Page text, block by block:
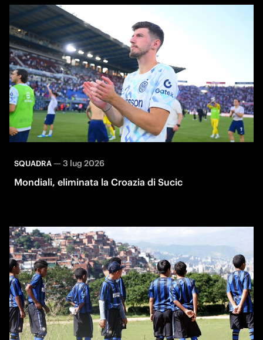
SQUADRA— 3 lug 2026
Mondiali, eliminata la Croazia di Sucic